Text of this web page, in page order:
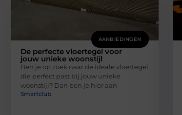
AANBIEDINGEN
De perfecte vloertegel voor
jouw unieke woonstijl
Ben je op zoek naar de ideale vloertegel
die perfect past bij jouw unieke
woonstijl? Dan ben je hier aan
Smartclub